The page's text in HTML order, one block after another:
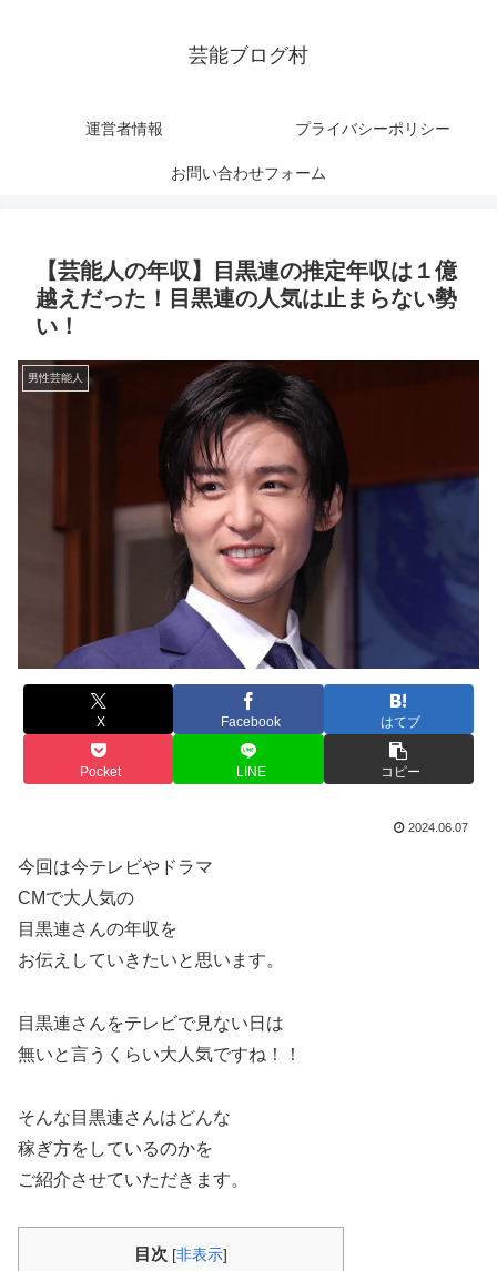
芸能ブログ村
運営者情報 プライバシーポリシー
お問い合わせフォーム
【芸能人の年収】目黒連の推定年収は１億
越えだった！目黒連の人気は止まらない勢
い！
男性芸能人
X Facebook はてブ
Pocket LINE コピー
2024.06.07
今回は今テレビやドラマ
CMで大人気の
目黒連さんの年収を
お伝えしていきたいと思います。
目黒連さんをテレビで見ない日は
無いと言うくらい大人気ですね！！
そんな目黒連さんはどんな
稼ぎ方をしているのかを
ご紹介させていただきます。
目次 [非表示]